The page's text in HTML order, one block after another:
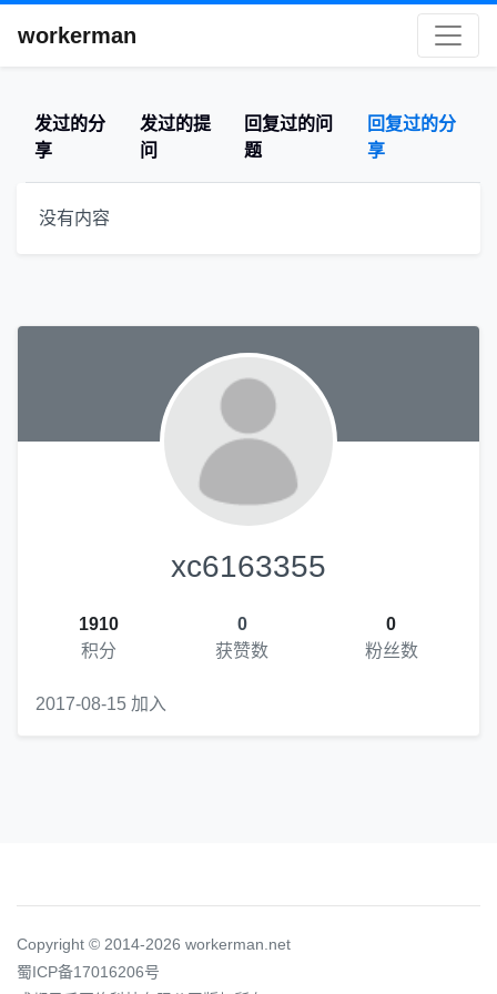
workerman
发过的分
享
发过的提
问
回复过的问
题
回复过的分
享
没有内容
xc6163355
1910
积分
0
获赞数
0
粉丝数
2017-08-15 加入
Copyright © 2014-2026 workerman.net
蜀ICP备17016206号